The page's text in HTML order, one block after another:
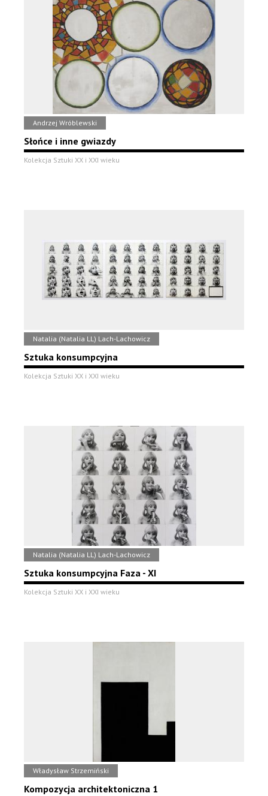
Andrzej Wróblewski
Słońce i inne gwiazdy
Kolekcja Sztuki XX i XXI wieku
Natalia (Natalia LL) Lach-Lachowicz
Sztuka konsumpcyjna
Kolekcja Sztuki XX i XXI wieku
Natalia (Natalia LL) Lach-Lachowicz
Sztuka konsumpcyjna Faza - XI
Kolekcja Sztuki XX i XXI wieku
Władysław Strzemiński
Kompozycja architektoniczna 1